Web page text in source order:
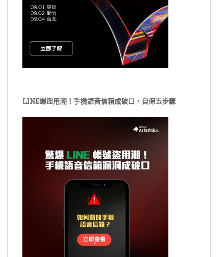
LINE爆盜用潮！手機語音信箱成破口，自保五步驟